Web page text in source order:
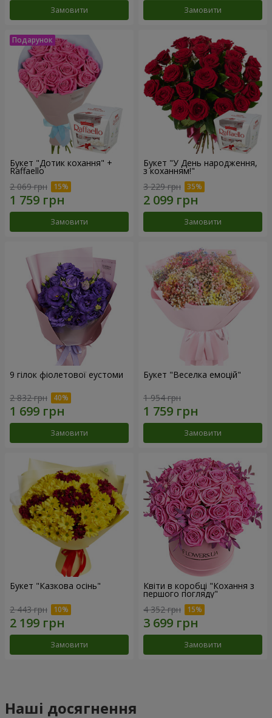
Замовити Замовити
Букет "Дотик кохання" +
Raffaello
2 069 грн
Замовити
Букет "У День народження,
з коханням!"
3 229 грн
Замовити
9 гілок фіолетової еустоми
2 832 грн
Замовити
Букет "Веселка емоцій"
1 954 грн
Замовити
Букет "Казкова осінь"
2 443 грн
Замовити
Квіти в коробці "Кохання з
першого погляду"
4 352 грн
Замовити
Наші досягнення